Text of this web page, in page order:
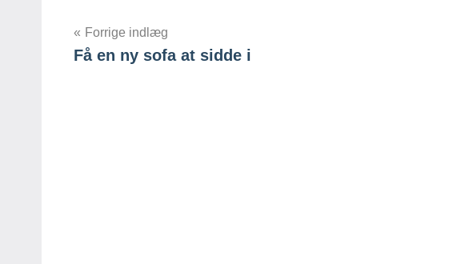
Indlægsnavigation
Forrige indlæg
Få en ny sofa at sidde i